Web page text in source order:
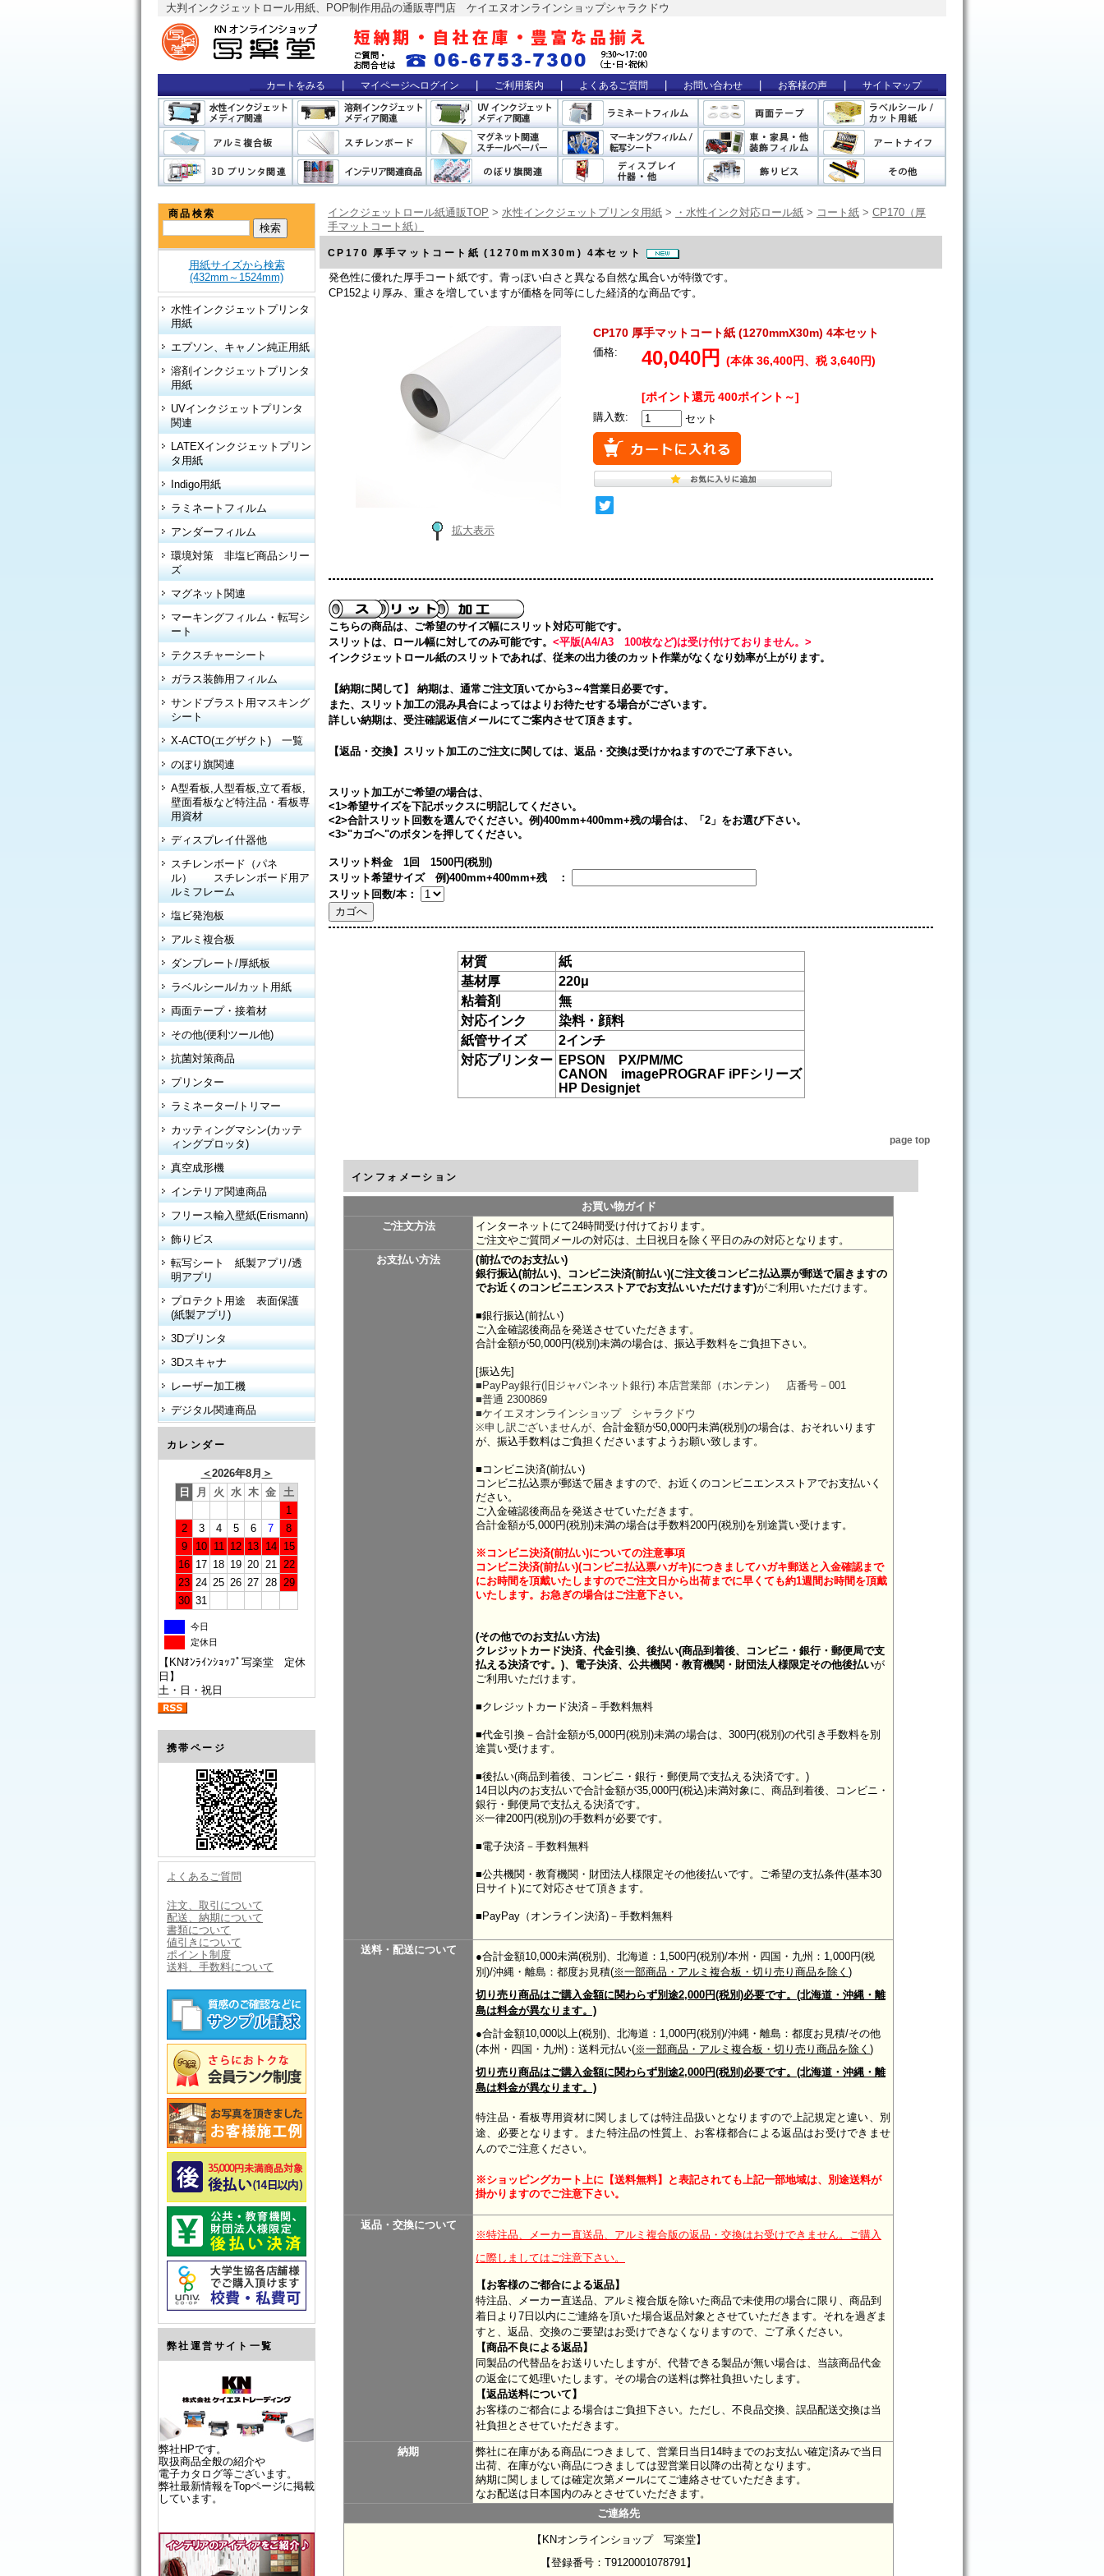
大判インクジェットロール用紙、POP制作用品の通販専門店 ケイエヌオンラインショップシャラクドウ
カートをみる マイページへログイン ご利用案内 よくあるご質問 お問い合わせ お客様の声 サイトマップ
商品検索
用紙サイズから検索
(432mm～1524mm)
水性インクジェットプリンタ
用紙
エプソン、キャノン純正用紙
溶剤インクジェットプリンタ
用紙
UVインクジェットプリンタ
関連
LATEXインクジェットプリン
タ用紙
Indigo用紙
ラミネートフィルム
アンダーフィルム
環境対策 非塩ビ商品シリー
ズ
マグネット関連
マーキングフィルム・転写シ
ート
テクスチャーシート
ガラス装飾用フィルム
サンドブラスト用マスキング
シート
X-ACTO(エグザクト) 一覧
のぼり旗関連
A型看板,人型看板,立て看板,
壁面看板など特注品・看板専
用資材
ディスプレイ什器他
スチレンボード（パネ
ル） スチレンボード用ア
ルミフレーム
塩ビ発泡板
アルミ複合板
ダンプレート/厚紙板
ラベルシール/カット用紙
両面テープ・接着材
その他(便利ツール他)
抗菌対策商品
プリンター
ラミネーター/トリマー
カッティングマシン(カッテ
ィングプロッタ)
真空成形機
インテリア関連商品
フリース輸入壁紙(Erismann)
飾りビス
転写シート 紙製アプリ/透
明アプリ
プロテクト用途 表面保護
(紙製アプリ)
3Dプリンタ
3Dスキャナ
レーザー加工機
デジタル関連商品
カレンダー
＜2026年8月 ＞
日
月 火 水 木 金 土
1
2
3 4 5 6 7
8
9
10 11 12 13 14
15
16 17 18 19 20 21 22
23 24 25 26 27 28 29
30 31
今日
定休日
【KNｵﾝﾗｲﾝｼｮｯﾌﾟ写楽堂 定休
日】
土・日・祝日
携帯ページ
よくあるご質問
注文、取引について
配送、納期について
書類について
値引きについて
ポイント制度
送料、手数料について
弊社運営サイト一覧
弊社HPです。
取扱商品全般の紹介や
電子カタログ等ございます。
弊社最新情報をTopページに掲載
しています。
インクジェットロール紙通販TOP > 水性インクジェットプリンタ用紙 > ・水性インク対応ロール紙 > コート紙 > CP170（厚
手マットコート紙）
CP170 厚手マットコート紙 (1270mmX30m) 4本セット
発色性に優れた厚手コート紙です。青っぽい白さと異なる自然な風合いが特徴です。
CP152より厚み、重さを増していますが価格を同等にした経済的な商品です。
拡大表示
CP170 厚手マットコート紙 (1270mmX30m) 4本セット
価格: 40,040円 (本体 36,400円、税 3,640円)
[ポイント還元 400ポイント～]
購入数: セット
こちらの商品は、ご希望のサイズ幅にスリット対応可能です。
スリットは、ロール幅に対してのみ可能です。 <平版(A4/A3 100枚など)は受け付けておりません。>
インクジェットロール紙のスリットであれば、従来の出力後のカット作業がなくなり効率が上がります。
【納期に関して】 納期は、通常ご注文頂いてから3～4営業日必要です。
また、スリット加工の混み具合によってはよりお待たせする場合がございます。
詳しい納期は、受注確認返信メールにてご案内させて頂きます。
【返品・交換】 スリット加工のご注文に関しては、返品・交換は受けかねますのでご了承下さい。
スリット加工がご希望の場合は、
<1>希望サイズを下記ボックスに明記してください。
<2>合計スリット回数を選んでください。例)400mm+400mm+残の場合は、「2」をお選び下さい。
<3>"カゴへ"のボタンを押してください。
スリット料金 1回 1500円(税別)
スリット希望サイズ 例)400mm+400mm+残 ：
スリット回数/本：
材質
紙
基材厚
220μ
粘着剤
無
対応インク
染料・顔料
紙管サイズ
2インチ
対応プリンター
EPSON PX/PM/MC
CANON imagePROGRAF iPFシリーズ
HP Designjet
page top
インフォメーション
お買い物ガイド
ご注文方法
インターネットにて24時間受け付けております。
ご注文やご質問メールの対応は、土日祝日を除く平日のみの対応となります。
お支払い方法
(前払でのお支払い)
銀行振込(前払い)、コンビニ決済(前払い)(ご注文後コンビニ払込票が郵送で届きますの
でお近くのコンビニエンスストアでお支払いいただけます)がご利用いただけます。
■銀行振込(前払い)
ご入金確認後商品を発送させていただきます。
合計金額が50,000円(税別)未満の場合は、振込手数料をご負担下さい。
[振込先]
■PayPay銀行(旧ジャパンネット銀行) 本店営業部（ホンテン） 店番号－001
■普通 2300869
■ケイエヌオンラインショップ シャラクドウ
※申し訳ございませんが、 合計金額が50,000円未満(税別)の場合は、おそれいります
が、振込手数料はご負担くださいますようお願い致します。
■コンビニ決済(前払い)
コンビニ払込票が郵送で届きますので、お近くのコンビニエンスストアでお支払いく
ださい。
ご入金確認後商品を発送させていただきます。
合計金額が5,000円(税別)未満の場合は手数料200円(税別)を別途貰い受けます。
※コンビニ決済(前払い)についての注意事項
コンビニ決済(前払い)(コンビニ払込票ハガキ)につきましてハガキ郵送と入金確認まで
にお時間を頂戴いたしますのでご注文日から出荷までに早くても約1週間お時間を頂戴
いたします。お急ぎの場合はご注意下さい。
(その他でのお支払い方法)
クレジットカード決済、代金引換、後払い(商品到着後、コンビニ・銀行・郵便局で支
払える決済です。 )、電子決済、公共機関・教育機関・財団法人様限定その他後払いが
ご利用いただけます。
■クレジットカード決済－手数料無料
■代金引換－合計金額が5,000円(税別)未満の場合は、300円(税別)の代引き手数料を別
途貰い受けます。
■後払い(商品到着後、コンビニ・銀行・郵便局で支払える決済です。)
14日以内のお支払いで合計金額が35,000円(税込)未満対象に、商品到着後、コンビニ・
銀行・郵便局で支払える決済です。
※一律200円(税別)の手数料が必要です。
■電子決済－手数料無料
■公共機関・教育機関・財団法人様限定その他後払いです。ご希望の支払条件(基本30
日サイト)にて対応させて頂きます。
■PayPay（オンライン決済)－手数料無料
送料・配送について
●合計金額10,000未満(税別)、北海道：1,500円(税別)/本州・四国・九州：1,000円(税
別)/沖縄・離島：都度お見積(※一部商品・アルミ複合板・切り売り商品を除く )
切り売り商品はご購入金額に関わらず別途2,000円(税別)必要です。(北海道・沖縄・離
島は料金が異なります。)
●合計金額10,000以上(税別)、北海道：1,000円(税別)/沖縄・離島：都度お見積/その他
(本州・四国・九州)：送料元払い(※一部商品・アルミ複合板・切り売り商品を除く )
切り売り商品はご購入金額に関わらず別途2,000円(税別)必要です。(北海道・沖縄・離
島は料金が異なります。)
特注品・看板専用資材に関しましては特注品扱いとなりますので上記規定と違い、別
途、必要となります。また特注品の性質上、お客様都合による返品はお受けできませ
んのでご注意ください。
※ショッピングカート上に【送料無料】と表記されても上記一部地域は、別途送料が
掛かりますのでご注意下さい。
返品・交換について
※特注品、メーカー直送品、アルミ複合版の返品・交換はお受けできません。ご購入
に際しましてはご注意下さい。
【お客様のご都合による返品】
特注品、メーカー直送品、アルミ複合版を除いた商品で未使用の場合に限り、商品到
着日より7日以内にご連絡を頂いた場合返品対象とさせていただきます。それを過ぎま
すと、返品、交換のご要望はお受けできなくなりますので、ご了承ください。
【商品不良による返品】
同製品の代替品をお送りいたしますが、代替できる製品が無い場合は、当該商品代金
の返金にて処理いたします。その場合の送料は弊社負担いたします。
【返品送料について】
お客様のご都合による場合はご負担下さい。ただし、不良品交換、誤品配送交換は当
社負担とさせていただきます。
納期
弊社に在庫がある商品につきまして、営業日当日14時までのお支払い確定済みで当日
出荷、在庫がない商品につきましては翌営業日以降の出荷となります。
納期に関しましては確定次第メールにてご連絡させていただきます。
なお配送は日本国内のみとさせていただきます。
ご連絡先
【KNオンラインショップ 写楽堂】
【登録番号：T9120001078791】